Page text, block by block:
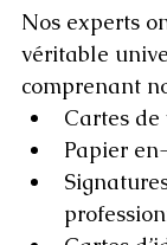
Nos experts
véritable
comprenant
Cartes
Papier